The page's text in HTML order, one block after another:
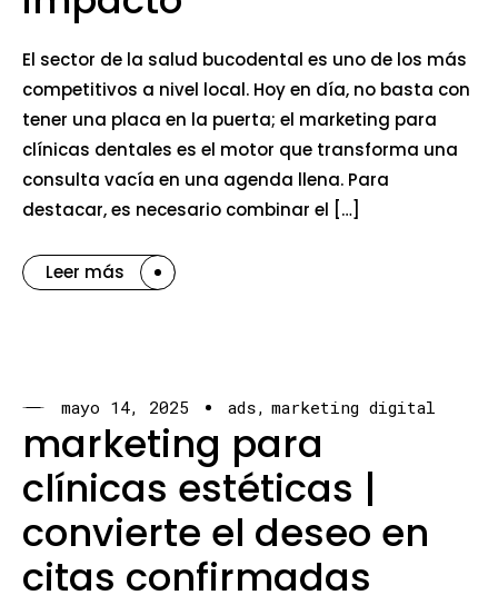
El sector de la salud bucodental es uno de los más
competitivos a nivel local. Hoy en día, no basta con
tener una placa en la puerta; el marketing para
clínicas dentales es el motor que transforma una
consulta vacía en una agenda llena. Para
destacar, es necesario combinar el […]
Leer más
mayo 14, 2025 ads marketing digital
marketing para
clínicas estéticas |
convierte el deseo en
citas confirmadas